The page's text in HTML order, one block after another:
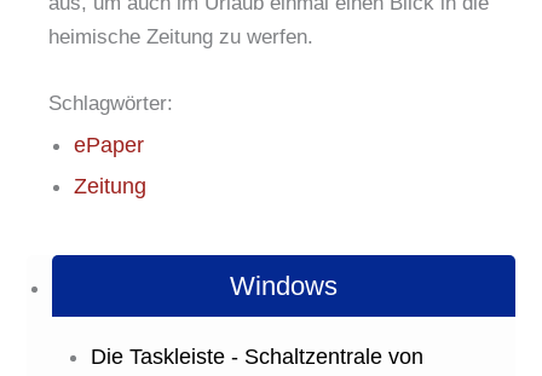
Windows
Die Taskleiste - Schaltzentrale von
heimische Zeitung zu werfen.
Schlagwörter:
ePaper
Zeitung